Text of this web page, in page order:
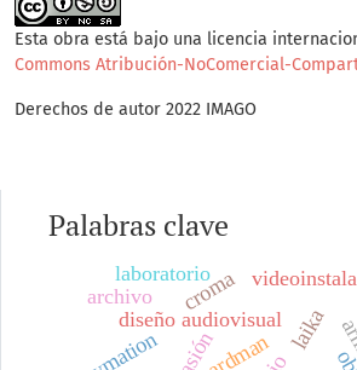
Esta obra está bajo una licencia
Commons Atribución-NoComercial-
Derechos de autor 2022 IMAGO
Palabras clave
diseño audiovisual laika
croma
archivo
laboratorio